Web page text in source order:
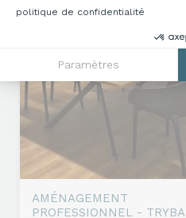
politique de confidentialité
Paramètres
AMÉNAGEMENT
PROFESSIONNEL - TRYBA